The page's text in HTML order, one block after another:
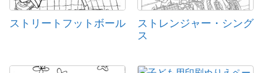
ストリートフットボール
ストレンジャー・シング
ス